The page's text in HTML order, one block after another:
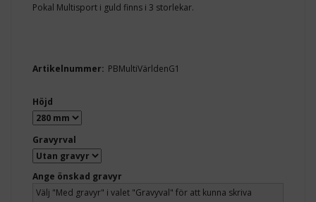
Pokal Multisport i guld finns i 3 storlekar.
Artikelnummer: PBMultiVärldenG1
Höjd
Gravyrval
Ange önskad gravyr